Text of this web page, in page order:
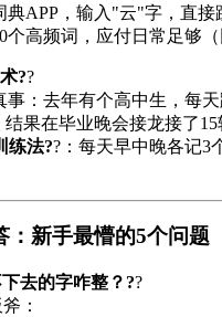
典APP，输入"云"字，直接
个高频词，应付日常足够（
??
事：去年有个高中生，每
果在毕业晚会接龙接了
练法??：每天早中晚各记3
：新手最懵的5个问题
去的字咋整？??
：